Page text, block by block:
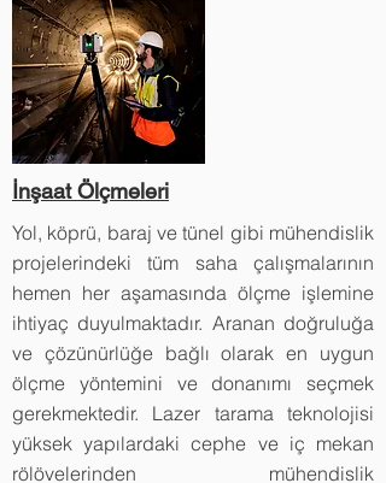
İnşaat Ölçmeleri
Yol, köprü, baraj ve tünel gibi mühendislik
projelerindeki tüm saha çalışmalarının
hemen her aşamasında ölçme işlemine
ihtiyaç duyulmaktadır. Aranan doğruluğa
ve çözünürlüğe bağlı olarak en uygun
ölçme yöntemini ve donanımı seçmek
gerekmektedir. Lazer tarama teknolojisi
yüksek yapılardaki cephe ve iç mekan
rölövelerinden mühendislik